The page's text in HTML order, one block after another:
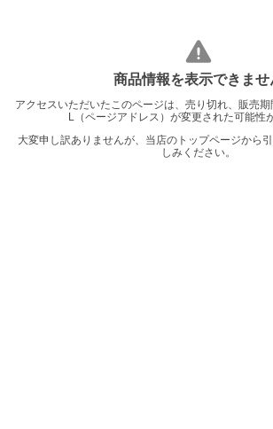
商品情報を表示できませ
アクセスいただいたこのページは、売り切れ、販売
L（ページアドレス）が変更された可能性
大変申し訳ありませんが、当店のトップページから
しみください。